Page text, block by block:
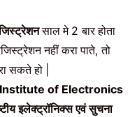
साल मे 2बार होता
नहीं करा पाते,तो
सकते हो
Institute of Electronics
इलेक्ट्रॉनिक्स एवं सुचना